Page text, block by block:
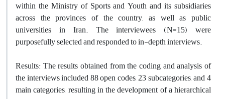
within the Ministry of Sports and Youth and its subsidiaries
across the provinces of the country, as well as public
universities in Iran. The interviewees (N=15) were
purposefully selected and responded to in-depth interviews.
Results: The results obtained from the coding and analysis of
the interviews included 88 open codes, 23 subcategories, and 4
main categories, resulting in the development of a hierarchical